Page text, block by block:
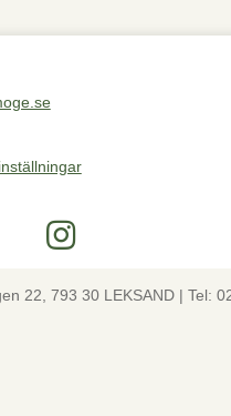
info@allmoge.se
22, 793 30 LEKSAND | Tel: